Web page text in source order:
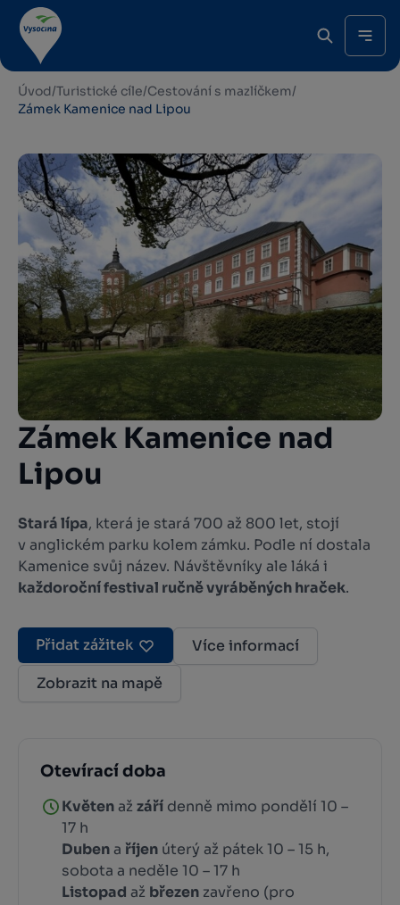
Úvod/Turistické cíle/Cestování s mazlíčkem/
Zámek Kamenice nad Lipou
Zámek Kamenice nad
Lipou
Stará lípa, která je stará 700 až 800 let, stojí
v anglickém parku kolem zámku. Podle ní dostala
Kamenice svůj název. Návštěvníky ale láká i
každoroční festival ručně vyráběných hraček.
Přidat zážitek
Více informací
Zobrazit na mapě
Otevírací doba
Květen až září denně mimo pondělí 10 –
17 h
Duben a říjen úterý až pátek 10 – 15 h,
sobota a neděle 10 – 17 h
Listopad až březen zavřeno (pro